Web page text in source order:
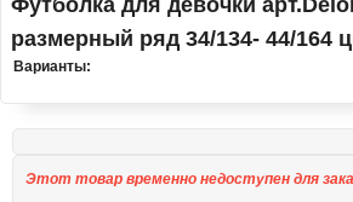
Футболка для девочки
размерный ряд 34/134- 44/164
Варианты:
Этот товар временно недоступен для